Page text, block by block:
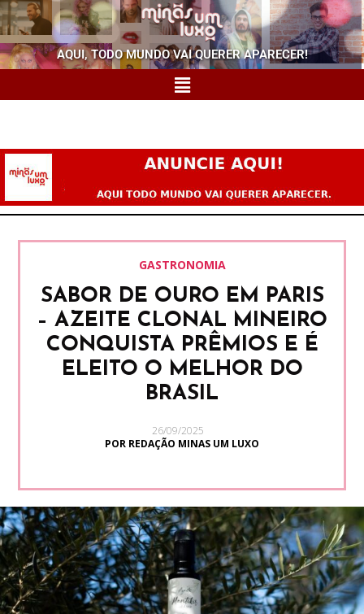
AQUI, TODO MUNDO VAI QUERER APARECER!
GASTRONOMIA
SABOR DE OURO EM PARIS
– AZEITE CLONAL MINEIRO
CONQUISTA PRÊMIOS E É
ELEITO O MELHOR DO
BRASIL
26/09/2025
POR REDAÇÃO MINAS UM LUXO